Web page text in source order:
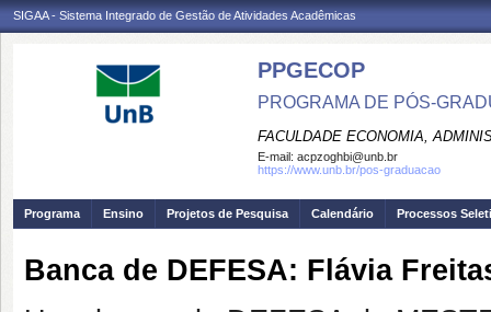
SIGAA - Sistema Integrado de Gestão de Atividades Acadêmicas
PPGECOP
PROGRAMA DE PÓS-
FACULDADE ECONOMIA,
E-mail: acpzoghbi@unb.br
https://www.unb.br/pos-graduacao
Programa Ensino Projetos de Pesquisa Calendário Processos
Banca de DEFESA: Flávia